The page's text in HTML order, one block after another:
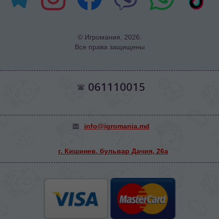
© Игромания, 2026.
Все права защищены
061110015
info@igromania.md
г. Кишинев, бульвар Дачия, 26а